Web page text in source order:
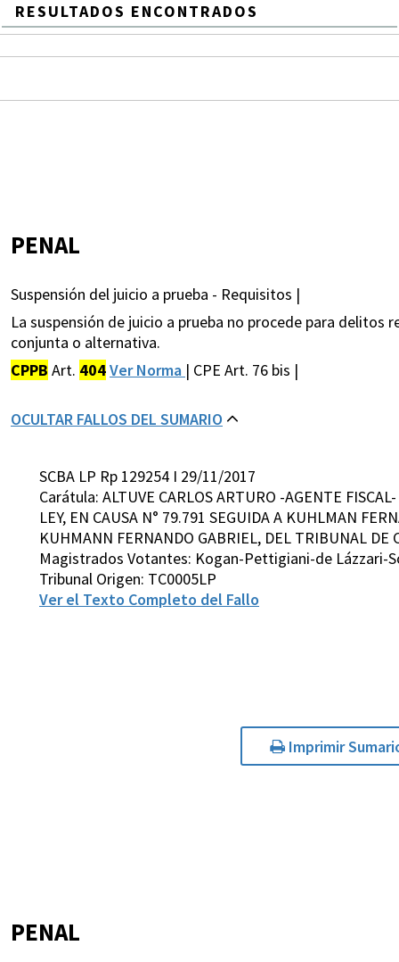
RESULTADOS ENCONTRADOS
PENAL
Suspensión del juicio a prueba - Requisitos |
La suspensión de juicio a prueba no procede para delitos
conjunta o alternativa.
CPPB Art. 404Ver Norma | CPE Art. 76 bis |
OCULTAR FALLOS DEL SUMARIO
SCBA LP Rp 129254 I 29/11/2017
Carátula: ALTUVE CARLOS ARTURO -AGENTE
LEY, EN CAUSA N° 79.791 SEGUIDA A KUHLMAN
KUHMANN FERNANDO GABRIEL, DEL TRIBUNAL DE
Magistrados Votantes: Kogan-Pettigiani-de Lázzari-
Tribunal Origen: TC0005LP
Ver el Texto Completo del Fallo
Imprimir
PENAL